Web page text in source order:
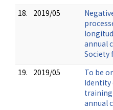
18.
2019/05
annual
Society
19.
2019/05
To be
Identity
training
annual